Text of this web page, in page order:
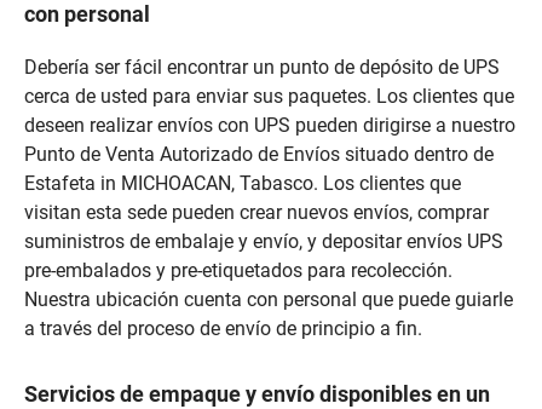
con personal
Debería ser fácil encontrar un punto de depósito de UPS
cerca de usted para enviar sus paquetes. Los clientes que
deseen realizar envíos con UPS pueden dirigirse a nuestro
Punto de Venta Autorizado de Envíos situado dentro de
Estafeta in MICHOACAN, Tabasco. Los clientes que
visitan esta sede pueden crear nuevos envíos, comprar
suministros de embalaje y envío, y depositar envíos UPS
pre-embalados y pre-etiquetados para recolección.
Nuestra ubicación cuenta con personal que puede guiarle
a través del proceso de envío de principio a fin.
Servicios de empaque y envío disponibles en un